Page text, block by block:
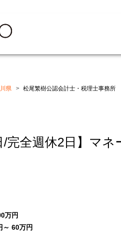
県 松尾繁樹公認会計士・税理士事務所
/完全週休2日】マネ
万円
～ 60万円